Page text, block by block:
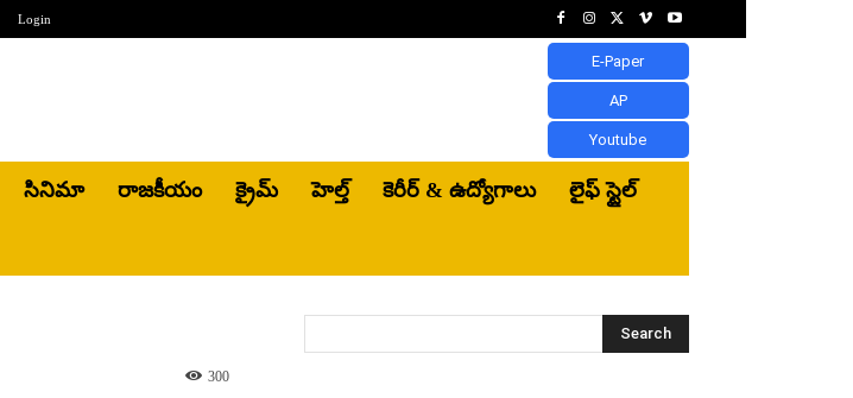
Login
E-Paper
AP
Youtube
సినిమా రాజకీయం క్రైమ్ హెల్త్‌ కెరీర్ & ఉద్యోగాలు లైఫ్ స్టైల్
300
Search